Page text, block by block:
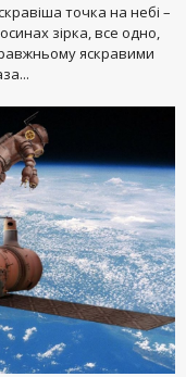
точка на небі –
зірка, все одно,
яскравими